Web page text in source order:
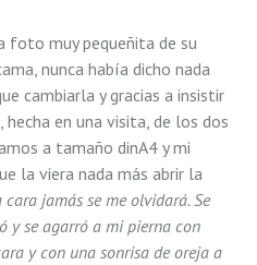
foto muy pequeñita de su
nunca había dicho nada
cambiarla y gracias a insistir
en una visita, de los dos
a tamaño dinA4 y mi
la viera nada más abrir la
cara jamás se me olvidará. Se
y se agarró a mi pierna con
y con una sonrisa de oreja a